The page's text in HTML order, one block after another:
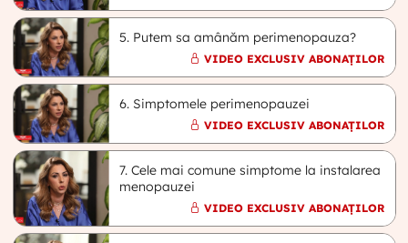
5. Putem sa amânăm perimenopauza?
VIDEO EXCLUSIV ABONAȚILOR
6. Simptomele perimenopauzei
VIDEO EXCLUSIV ABONAȚILOR
7. Cele mai comune simptome la instalarea
menopauzei
VIDEO EXCLUSIV ABONAȚILOR